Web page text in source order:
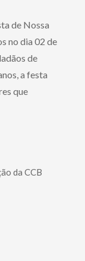
de Nossa
no dia 02 de
de
a festa
que
da CCB